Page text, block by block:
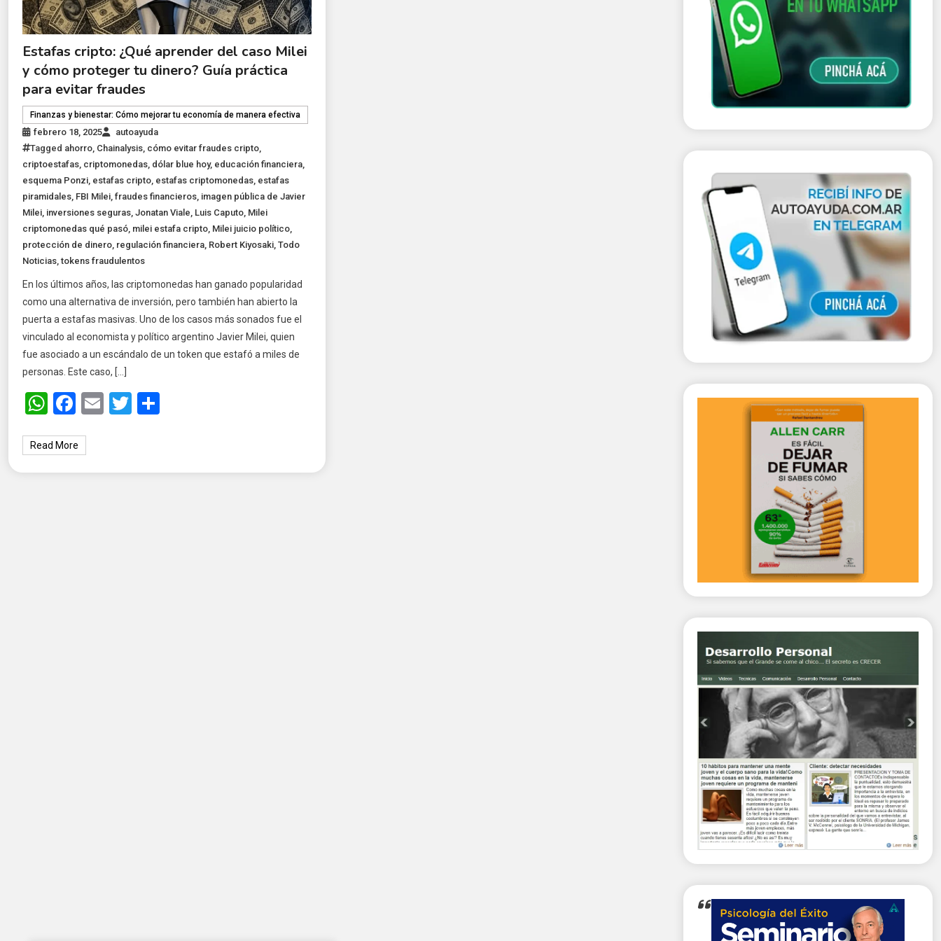
Estafas cripto: ¿Qué aprender del caso Milei
y cómo proteger tu dinero? Guía práctica
para evitar fraudes
Finanzas y bienestar: Cómo mejorar tu economía de manera efectiva
febrero 18, 2025
autoayuda
Tagged ahorro Chainalysis cómo evitar fraudes cripto
criptoestafas criptomonedas dólar blue hoy, educación financiera
esquema Ponzi estafas cripto estafas criptomonedas estafas
piramidales FBI Milei ,fraudes financieros imagen pública de Javier
Milei inversiones seguras ,Jonatan Viale Luis Caputo Milei
criptomonedas qué pasó milei estafa cripto Milei juicio político
protección de dinero regulación financiera Robert Kiyosaki ,Todo
Noticias ,tokens fraudulentos
En los últimos años, las criptomonedas han ganado popularidad
como una alternativa de inversión, pero también han abierto la
puerta a estafas masivas. Uno de los casos más sonados fue el
vinculado al economista y político argentino Javier Milei, quien
fue asociado a un escándalo de un token que estafó a miles de
personas. Este caso, […]
WhatsApp
Facebook
EmailTwitter
Read More